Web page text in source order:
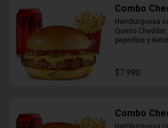
Combo
Hamburguesa
Queso
pepinillos y
$7.990
Combo
Hamburguesa